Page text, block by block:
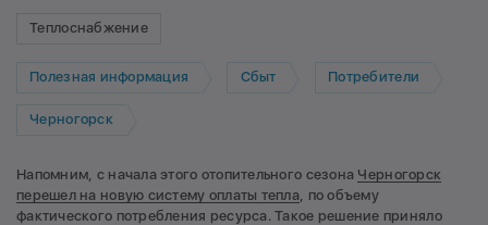
Теплоснабжение
Полезная информация Сбыт Потребители
Черногорск
Напомним, с начала этого отопительного сезона Черногорск
перешел на новую систему оплаты тепла , по объему
фактического потребления ресурса. Такое решение приняло